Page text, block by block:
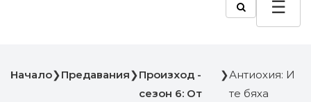
Начало❯Предавания❯Произход -
сезон 6: От
❯Антиохия: И
те бяха